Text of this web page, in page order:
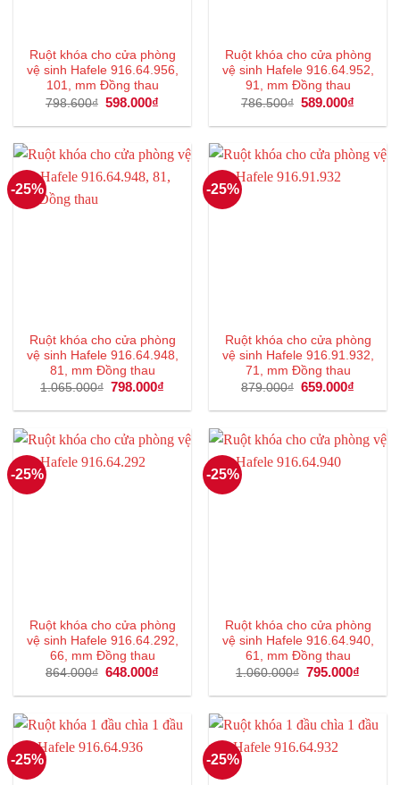
Ruột khóa cho cửa phòng
vệ sinh Hafele 916.64.956,
101, mm Đồng thau
798.600₫ Giá
là:
598.000₫
tại
598.000₫.
Ruột khóa cho cửa phòng
vệ sinh Hafele 916.64.952,
91, mm Đồng thau
786.500₫ Giá
là:
589.000₫
tại
-25%
Ruột khóa cho cửa phòng
vệ sinh Hafele 916.64.948,
81, mm Đồng thau
1.065.000₫ Giá
là:
798.000₫
tại
798.000₫.
-25%
Ruột khóa cho cửa phòng
vệ sinh Hafele 916.91.932,
71, mm Đồng thau
879.000₫ Giá
là:
659.000₫
tại
-25%
Ruột khóa cho cửa phòng
vệ sinh Hafele 916.64.292,
66, mm Đồng thau
864.000₫ Giá
là:
648.000₫
tại
648.000₫.
-25%
Ruột khóa cho cửa phòng
vệ sinh Hafele 916.64.940,
61, mm Đồng thau
1.060.000₫ Giá
là:
795.000₫
tại
-25% -25%